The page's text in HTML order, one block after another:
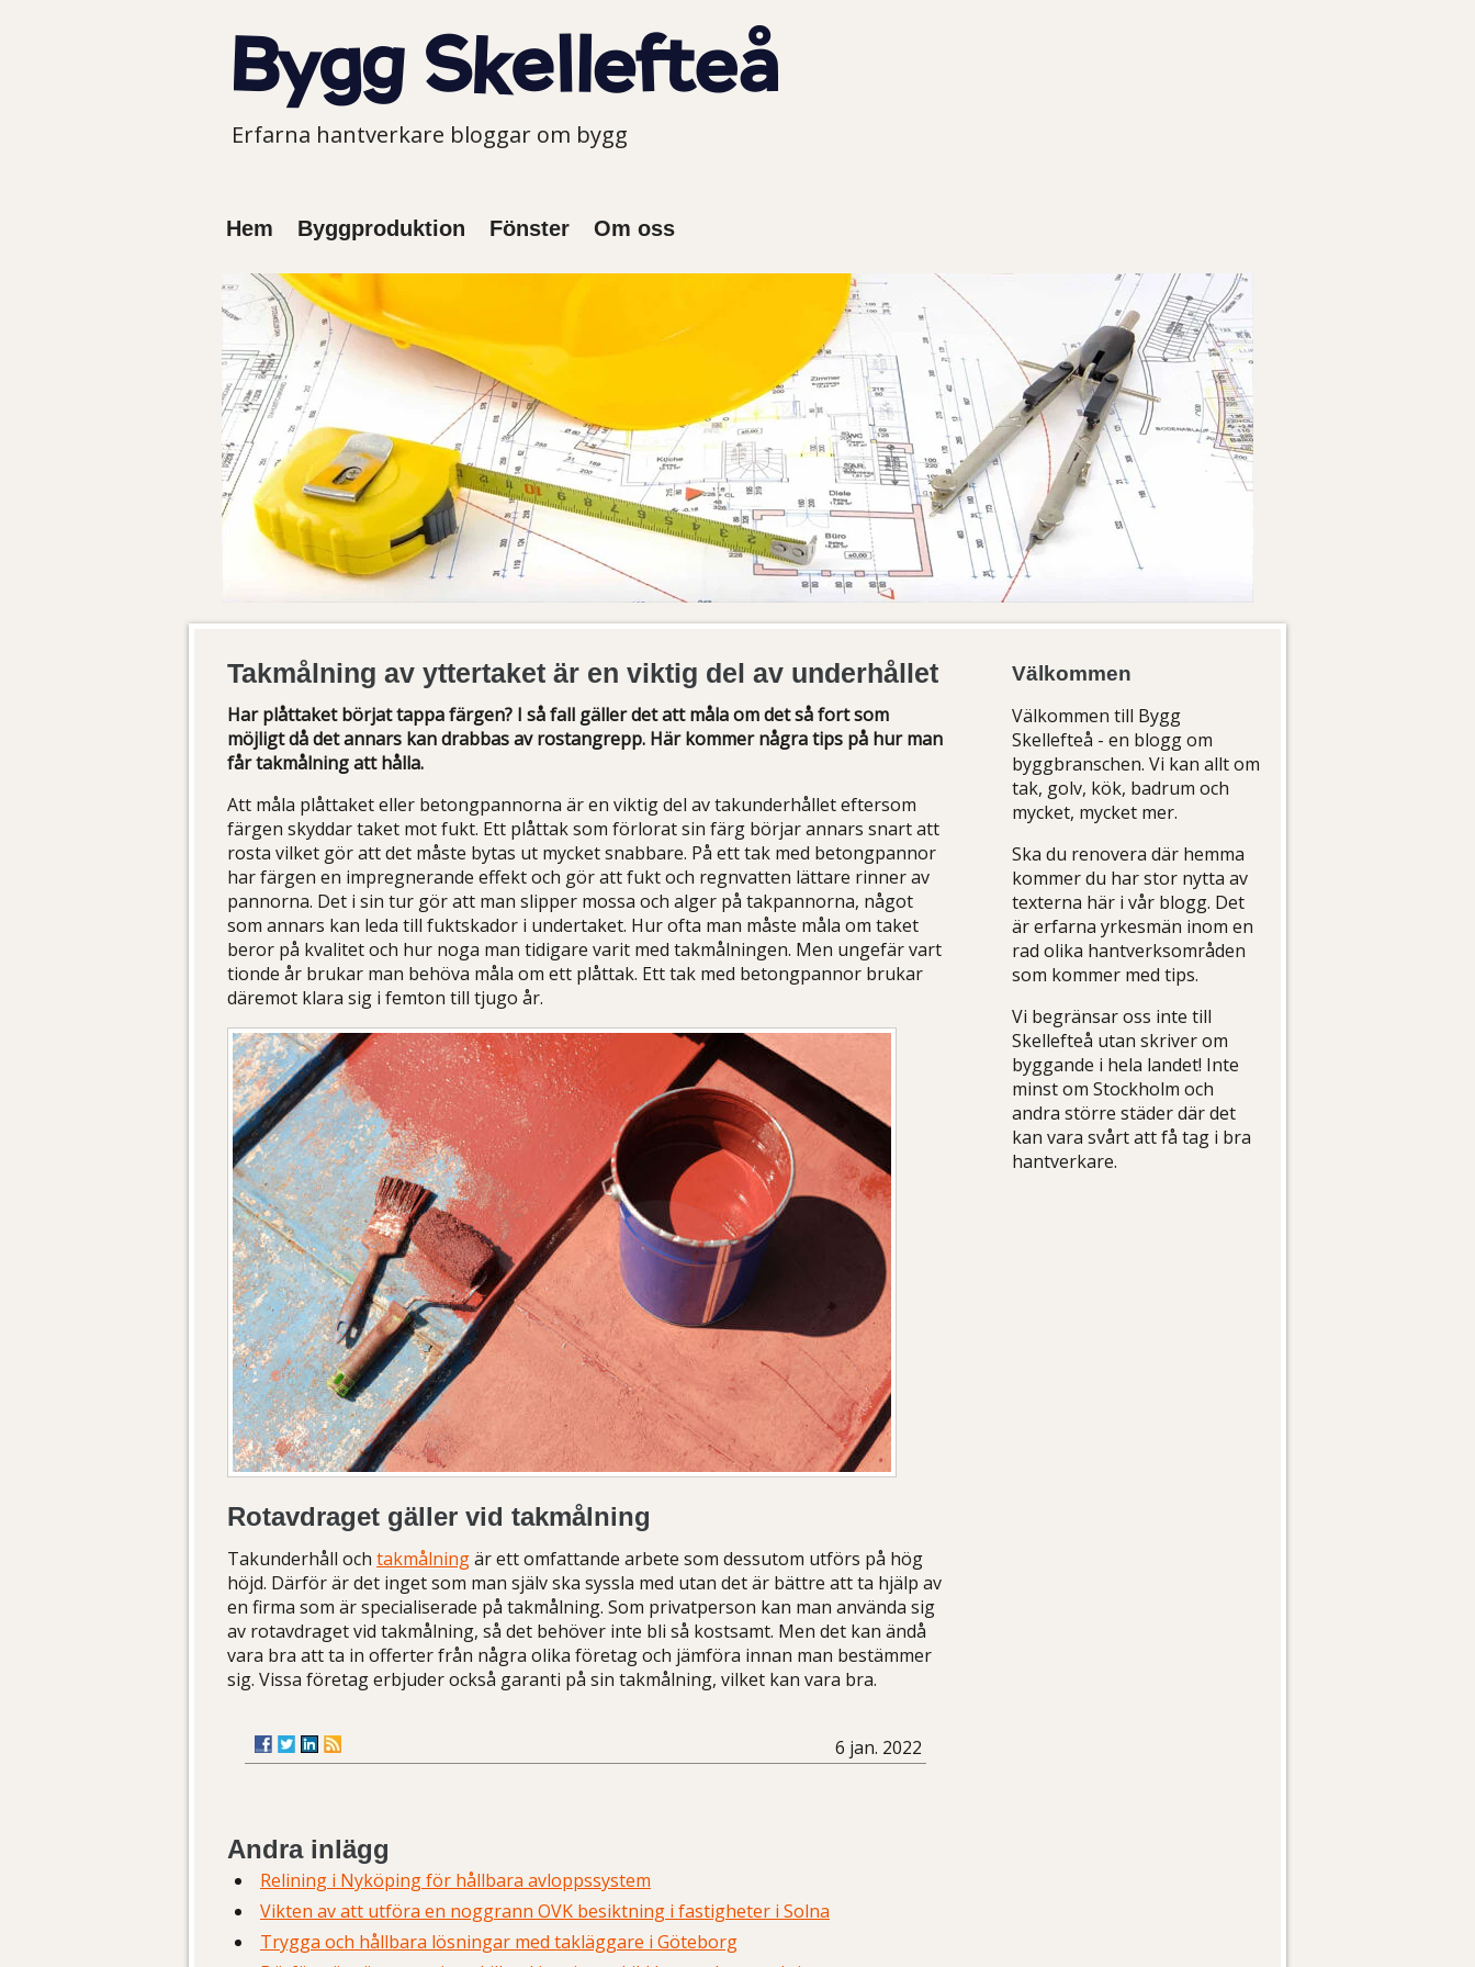
Erfarna hantverkare bloggar om bygg
Hem Byggproduktion Fönster Om oss
Takmålning av yttertaket är en viktig del av underhållet
Har plåttaket börjat tappa färgen? I så fall gäller det att måla om det så fort som
möjligt då det annars kan drabbas av rostangrepp. Här kommer några tips på hur man
får takmålning att hålla.
Att måla plåttaket eller betongpannorna är en viktig del av takunderhållet eftersom
färgen skyddar taket mot fukt. Ett plåttak som förlorat sin färg börjar annars snart att
rosta vilket gör att det måste bytas ut mycket snabbare. På ett tak med betongpannor
har färgen en impregnerande effekt och gör att fukt och regnvatten lättare rinner av
pannorna. Det i sin tur gör att man slipper mossa och alger på takpannorna, något
som annars kan leda till fuktskador i undertaket. Hur ofta man måste måla om taket
beror på kvalitet och hur noga man tidigare varit med takmålningen. Men ungefär vart
tionde år brukar man behöva måla om ett plåttak. Ett tak med betongpannor brukar
däremot klara sig i femton till tjugo år.
Rotavdraget gäller vid takmålning
Takunderhåll och takmålningär ett omfattande arbete som dessutom utförs på hög
höjd. Därför är det inget som man själv ska syssla med utan det är bättre att ta hjälp av
en firma som är specialiserade på takmålning. Som privatperson kan man använda sig
av rotavdraget vid takmålning, så det behöver inte bli så kostsamt. Men det kan ändå
vara bra att ta in offerter från några olika företag och jämföra innan man bestämmer
sig. Vissa företag erbjuder också garanti på sin takmålning, vilket kan vara bra.
6 jan. 2022
Andra inlägg
Relining i Nyköping för hållbara avloppssystem
Vikten av att utföra en noggrann OVK besiktning i fastigheter i Solna
Trygga och hållbara lösningar med takläggare i Göteborg
Välkommen
Välkommen till Bygg
Skellefteå - en blogg om
byggbranschen. Vi kan allt om
tak, golv, kök, badrum och
mycket, mycket mer.
Ska du renovera där hemma
kommer du har stor nytta av
texterna här i vår blogg. Det
är erfarna yrkesmän inom en
rad olika hantverksområden
som kommer med tips.
Vi begränsar oss inte till
Skellefteå utan skriver om
byggande i hela landet! Inte
minst om Stockholm och
andra större städer där det
kan vara svårt att få tag i bra
hantverkare.